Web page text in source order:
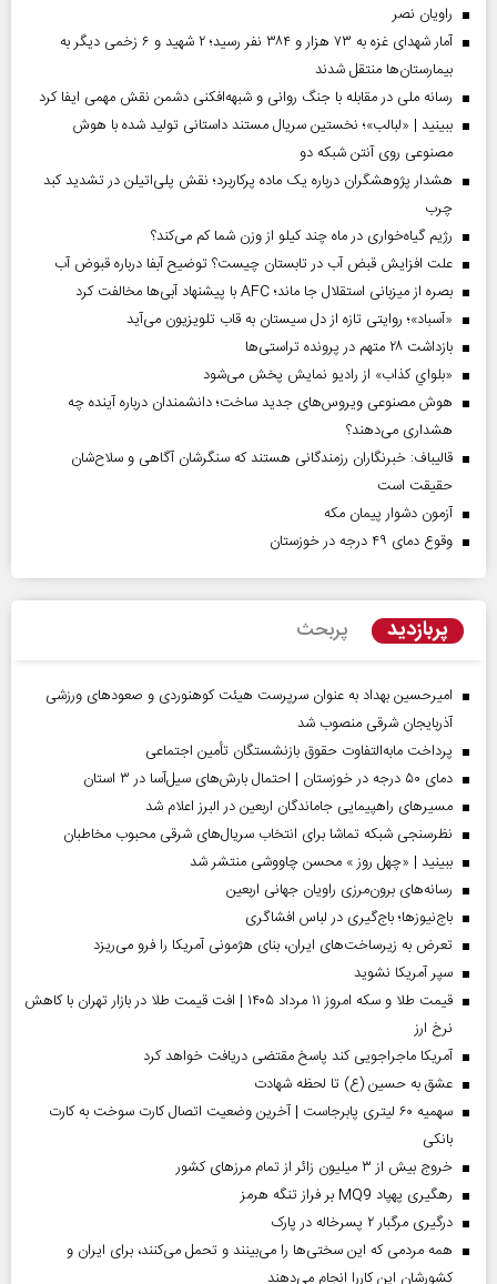
راویان نصر
آمار شهدای غزه به ۷۳ هزار و ۳۸۴ نفر رسید؛ ۲ شهید و ۶ زخمی دیگر به
بیمارستان‌ها منتقل شدند
رسانه ملی در مقابله با جنگ روانی و شبهه‌افکنی دشمن نقش مهمی ایفا کرد
ببینید | «لبالب»؛ نخستین سریال مستند داستانی تولید شده با هوش
مصنوعی روی آنتن شبکه دو
هشدار پژوهشگران درباره یک ماده پرکاربرد؛ نقش پلی‌اتیلن در تشدید کبد
چرب
رژیم گیاه‌خواری در ماه چند کیلو از وزن شما کم می‌کند؟
علت افزایش قبض آب در تابستان چیست؟ توضیح آبفا درباره قبوض آب
بصره از میزبانی استقلال جا ماند؛ AFC با پیشنهاد آبی‌ها مخالفت کرد
«آسباد»؛ روایتی تازه از دل سیستان به قاب تلویزیون می‌آید
بازداشت ۲۸ متهم در پرونده تراستی‌ها
«بلواي کذاب» از رادیو نمایش پخش می‌شود
هوش مصنوعی ویروس‌های جدید ساخت؛ دانشمندان درباره آینده چه
هشداری می‌دهند؟
قالیباف: خبرنگاران رزمندگانی هستند که سنگرشان آگاهی و سلاح‌شان
حقیقت است
آزمون دشوار پیمان مکه
وقوع دمای ۴۹ درجه در خوزستان
پربازدید پربحث
امیرحسین بهداد به عنوان سرپرست هیئت کوهنوردی و صعودهای ورزشی
آذربایجان شرقی منصوب شد
پرداخت مابه‌التفاوت حقوق بازنشستگان تأمین اجتماعی
دمای ۵۰ درجه در خوزستان | احتمال بارش‌های سیل‌آسا در ۳ استان
مسیر‌های راهپیمایی جاماندگان اربعین در البرز اعلام شد
نظرسنجی شبکه تماشا برای انتخاب سریال‌های شرقی محبوب مخاطبان
ببینید | «چهل روز » محسن چاووشی منتشر شد
رسانه‌های برون‌مرزی راویان جهانی اربعین
باج‌نیوزها؛ باج‌گیری در لباس افشاگری
تعرض به زیرساخت‌های ایران، بنای هژمونی آمریکا را فرو می‌ریزد
سپر آمریکا نشوید
قیمت طلا و سکه امروز ۱۱ مرداد ۱۴۰۵ | افت قیمت طلا در بازار تهران با کاهش
نرخ ارز
آمریکا ماجراجویی کند پاسخ مقتضی دریافت خواهد کرد
عشق به حسین (ع) تا لحظه شهادت
سهمیه ۶۰ لیتری پابرجاست | آخرین وضعیت اتصال کارت سوخت به کارت
بانکی
خروج بیش از ۳ میلیون زائر از تمام مرز‌های کشور
رهگیری پهپاد MQ9 بر فراز تنگه هرمز
درگیری مرگبار ۲ پسرخاله در پارک
همه مردمی که این سختی‌ها را می‌بینند و تحمل می‌کنند، برای ایران و
کشورشان این کاررا انجام می‌دهند